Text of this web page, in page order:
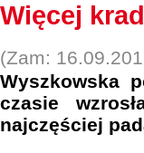
Więcej
(Zam:
Wyszkowska
czasie
najczęściej